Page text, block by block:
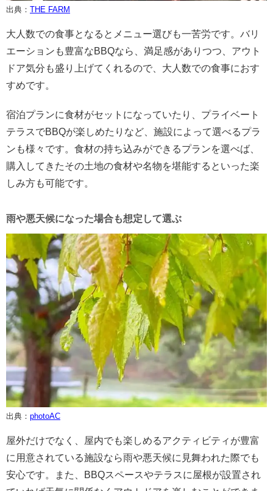
出典： THE FARM
大人数での食事となるとメニュー選びも一苦労です。バリ
エーションも豊富なBBQなら、満足感がありつつ、アウト
ドア気分も盛り上げてくれるので、大人数での食事におす
すめです。
宿泊プランに食材がセットになっていたり、プライベート
テラスでBBQが楽しめたりなど、施設によって選べるプラ
ンも様々です。食材の持ち込みができるプランを選べば、
購入してきたその土地の食材や名物を堪能するといった楽
しみ方も可能です。
雨や悪天候になった場合も想定して選ぶ
出典： photoAC
屋外だけでなく、屋内でも楽しめるアクティビティが豊富
に用意されている施設なら雨や悪天候に見舞われた際でも
安心です。また、BBQスペースやテラスに屋根が設置され